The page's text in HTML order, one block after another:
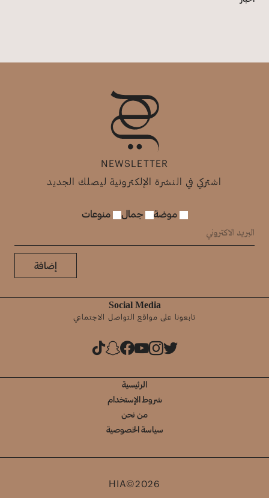
NEWSLETTER
اشتركي في النشرة الإلكترونية ليصلك الجديد
موضة جمال منوعات
إضافة
Social Media
تابعونا على مواقع التواصل الاجتماعي
الرئيسية
شروط الإستخدام
من نحن
سياسة الخصوصية
HIA©2026